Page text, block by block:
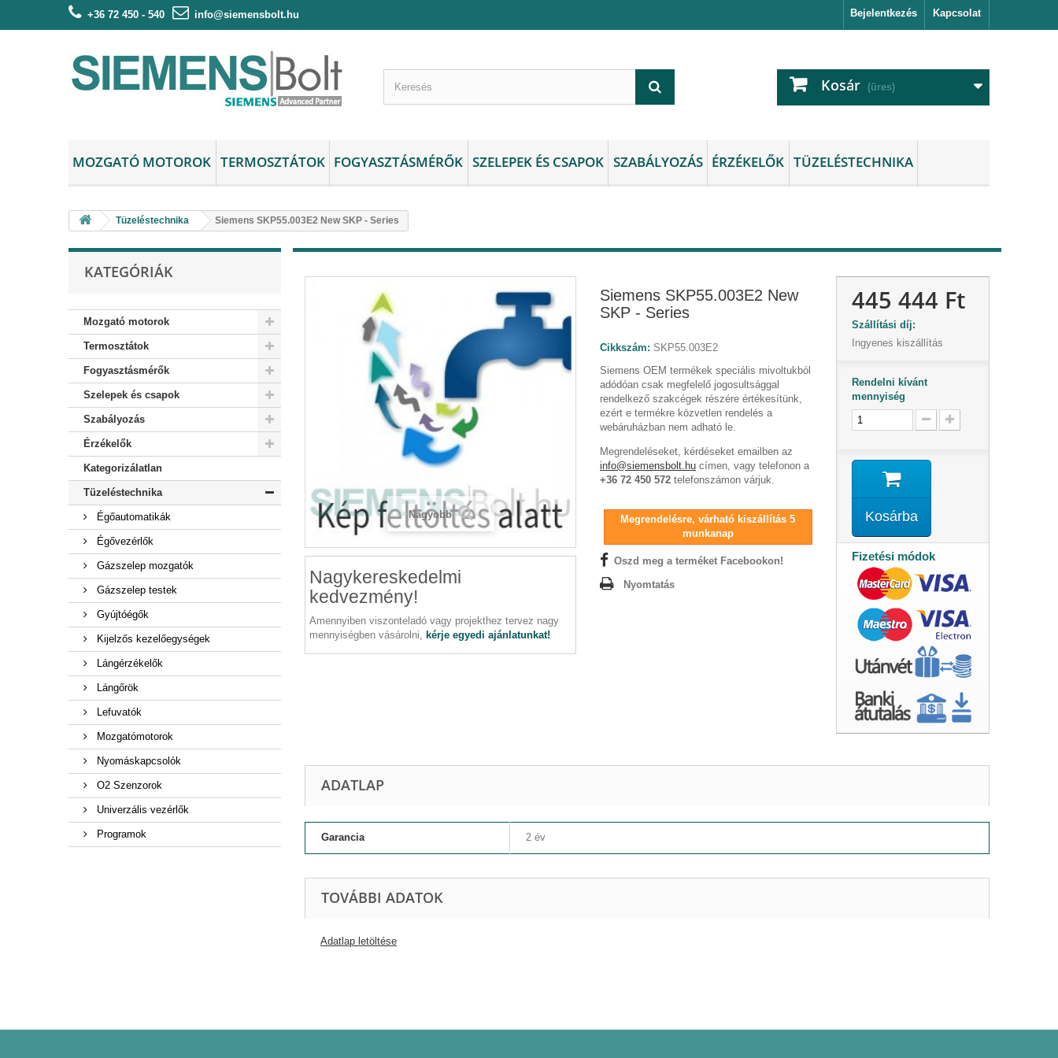
Kapcsolat
+36 72 450 - 540 info@siemensbolt.hu Bejelentkezés
Kosár (üres)
MOZGATÓ MOTOROK TERMOSZTÁTOK FOGYASZTÁSMÉRŐK SZELEPEK ÉS CSAPOK SZABÁLYOZÁS ÉRZÉKELŐK TÜZELÉSTECHNIKA
Tüzeléstechnika Siemens SKP55.003E2 New SKP - Series
KATEGÓRIÁK
Mozgató motorok
Termosztátok
Fogyasztásmérők
Szelepek és csapok
Szabályozás
Érzékelők
Kategorizálatlan
Tüzeléstechnika
Égőautomatikák
Égővezérlők
Gázszelep mozgatók
Gázszelep testek
Gyújtóégők
Kijelzős kezelőegységek
Lángérzékelők
Lángőrök
Lefuvatók
Mozgatómotorok
Nyomáskapcsolók
O2 Szenzorok
Univerzális vezérlők
Programok
Nagyobb
Nagykereskedelmi
kedvezmény!
Amennyiben viszonteladó vagy projekthez tervez nagy
mennyiségben vásárolni, kérje egyedi ajánlatunkat!
Siemens SKP55.003E2 New
SKP - Series
Cikkszám: SKP55.003E2
Siemens OEM termékek speciális mivoltukból
adódóan csak megfelelő jogosultsággal
rendelkező szakcégek részére értékesítünk,
ezért e termékre közvetlen rendelés a
webáruházban nem adható le.
Megrendeléseket, kérdéseket emailben az
info@siemensbolt.hu címen, vagy telefonon a
+36 72 450 572 telefonszámon várjuk.
Megrendelésre, várható kiszállítás 5
munkanap
Oszd meg a terméket Facebookon!
Nyomtatás
445 444 Ft
Szállítási díj:
Ingyenes kiszállítás
Rendelni kívánt
mennyiség
Kosárba
Fizetési módok
ADATLAP
Garancia 2 év
TOVÁBBI ADATOK
Adatlap letöltése